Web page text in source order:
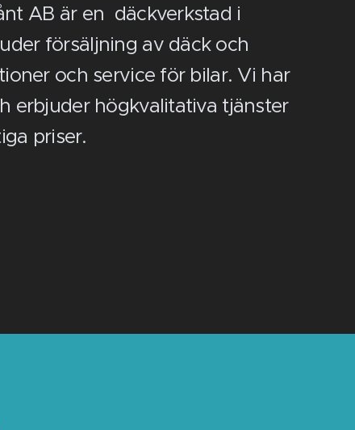
AB är en däckverkstad i
försäljning av däck och
och service för bilar. Vi har
erbjuder högkvalitativa tjänster
priser.